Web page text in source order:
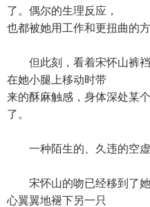
了。偶尔的生理反应，
也都被她用工作和更扭曲的
但此刻，看着宋怀山裤裆
在她小腿上移动时带
来的酥麻触感，身体深处某
了。
一种陌生的、久违的空虚
宋怀山的吻已经移到了她
心翼翼地褪下另一只